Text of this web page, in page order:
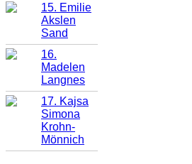
15. Emilie
Akslen
Sand
16.
Madelen
Langnes
17. Kajsa
Simona
Krohn-
Mönnich